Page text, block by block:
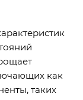
как
таких